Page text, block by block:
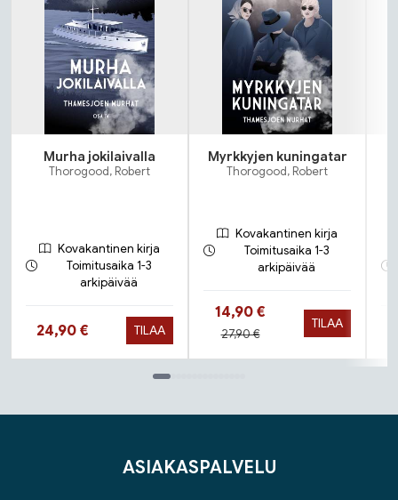
Murha jokilaivalla
Thorogood, Robert
Kovakantinen kirja
Toimitusaika 1-3
arkipäivää
Hinta nyt
24,90 € TILAA
Myrkkyjen kuningatar
Thorogood, Robert
Kovakantinen kirja
Toimitusaika 1-3
arkipäivää
Hinta nyt
14,90 €
Hinta aiemmin
27,90 €
TILAA
ASIAKASPALVELU